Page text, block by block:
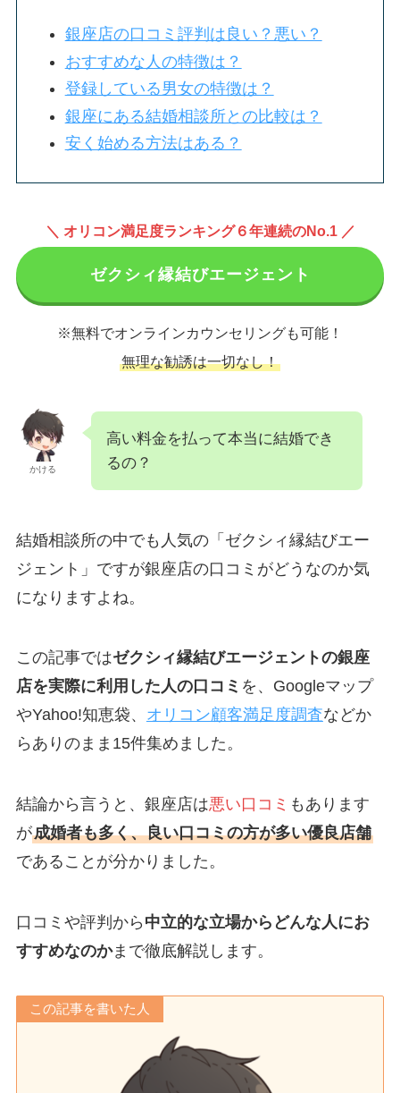
銀座店の口コミ評判は良い？悪い？
おすすめな人の特徴は？
登録している男女の特徴は？
銀座にある結婚相談所との比較は？
安く始める方法はある？
＼ オリコン満足度ランキング６年連続のNo.1 ／
ゼクシィ縁結びエージェント
※無料でオンラインカウンセリングも可能！
無理な勧誘は一切なし！
かける
高い料金を払って本当に結婚でき
るの？
結婚相談所の中でも人気の「ゼクシィ縁結びエー
ジェント」ですが銀座店の口コミがどうなのか気
になりますよね。
この記事ではゼクシィ縁結びエージェントの銀座
店を実際に利用した人の口コミ を、Googleマップ
やYahoo!知恵袋、 オリコン顧客満足度調査などか
らありのまま15件集めました。
結論から言うと、銀座店は悪い口コミ もあります
が成婚者も多く、良い口コミの方が多い優良店舗
であることが分かりました。
口コミや評判から 中立的な立場からどんな人にお
すすめなのかまで徹底解説します。
この記事を書いた人